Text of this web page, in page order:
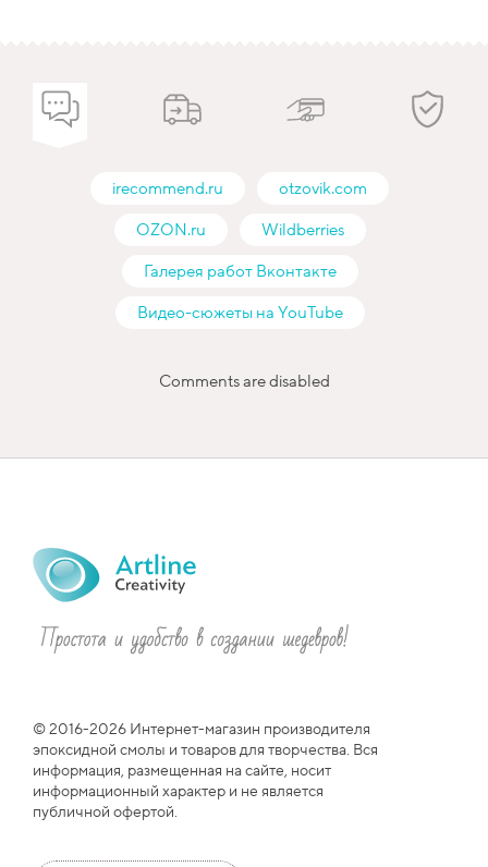
irecommend.ru
otzovik.com
OZON.ru
Wildberries
Галерея работ Вконтакте
Видео-сюжеты на YouTube
Comments are disabled
© 2016-2026 Интернет-магазин производителя
эпоксидной смолы и товаров для творчества. Вся
информация, размещенная на сайте, носит
информационный характер и не является
публичной офертой.